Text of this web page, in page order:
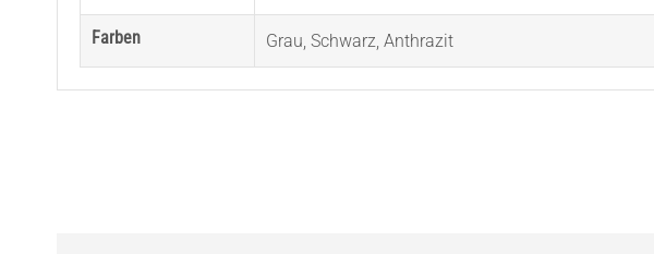
Farben Grau, Schwarz, Anthrazit